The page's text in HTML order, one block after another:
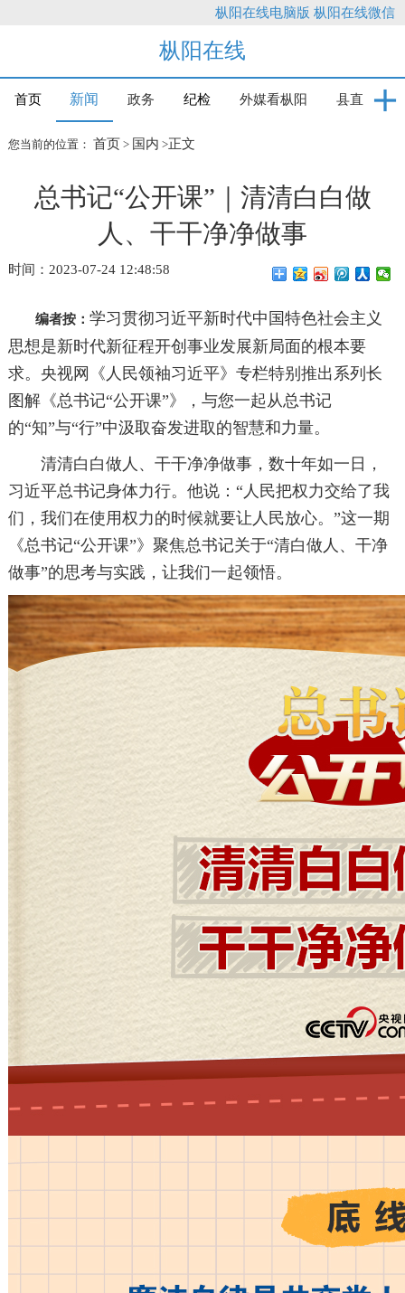
枞阳在线电脑版 枞阳在线微信
枞阳在线
首页 新闻 政务 纪检 外媒看枞阳 县直
您当前的位置： 首页 > 国内 >正文
总书记“公开课”｜清清白白做
人、干干净净做事
时间：2023-07-24 12:48:58
编者按： 学习贯彻习近平新时代中国特色社会主义
思想是新时代新征程开创事业发展新局面的根本要
求。央视网《人民领袖习近平》专栏特别推出系列长
图解《总书记“公开课”》，与您一起从总书记
的“知”与“行”中汲取奋发进取的智慧和力量。
清清白白做人、干干净净做事，数十年如一日，
习近平总书记身体力行。他说：“人民把权力交给了我
们，我们在使用权力的时候就要让人民放心。”这一期
《总书记“公开课”》聚焦总书记关于“清白做人、干净
做事”的思考与实践，让我们一起领悟。